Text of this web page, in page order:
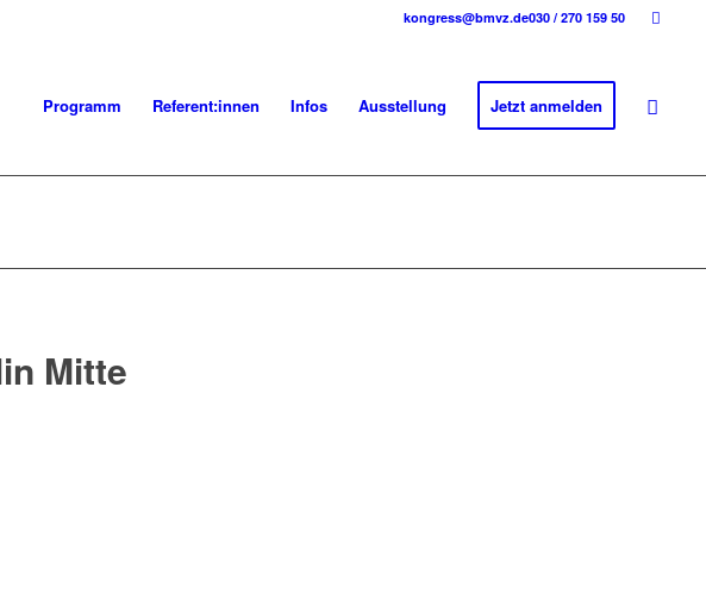
kongress@bmvz.de030 / 270 159 50
Programm Referent:innen Infos Ausstellung Jetzt anmelden
Mitte